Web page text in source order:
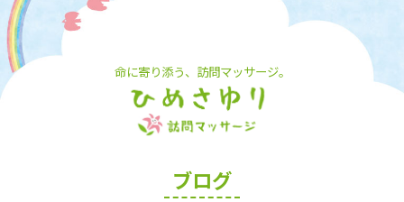
命に寄り添う、訪問マッサージ。
ブログ